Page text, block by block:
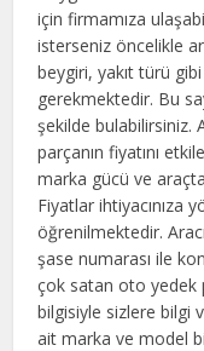
için firmamıza
isterseniz öncelikle
beygiri, yakıt türü
gerekmektedir. Bu
şekilde bulabilirsiniz.
parçanın fiyatını
marka gücü ve
Fiyatlar ihtiyacınıza
öğrenilmektedir.
şase numarası ile
çok satan oto yedek
bilgisiyle sizlere bilgi
ait marka ve model